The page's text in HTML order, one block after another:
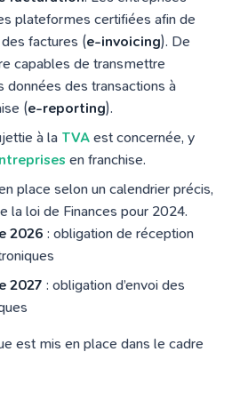
plateformes certifiées afin de
factures (e-invoicing). De
capables de transmettre
données des transactions à
(e-reporting).
à la TVA est concernée, y
en franchise.
place selon un calendrier précis,
la loi de Finances pour 2024.
2026 : obligation de réception
2027 : obligation d’envoi des
est mis en place dans le cadre